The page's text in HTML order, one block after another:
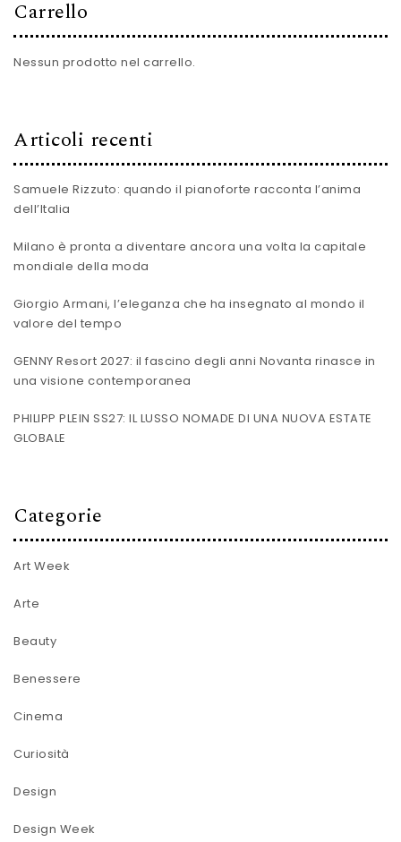
Carrello
Nessun prodotto nel carrello.
Articoli recenti
Samuele Rizzuto: quando il pianoforte racconta l’anima
dell’Italia
Milano è pronta a diventare ancora una volta la capitale
mondiale della moda
Giorgio Armani, l’eleganza che ha insegnato al mondo il
valore del tempo
GENNY Resort 2027: il fascino degli anni Novanta rinasce in
una visione contemporanea
PHILIPP PLEIN SS27: IL LUSSO NOMADE DI UNA NUOVA ESTATE
GLOBALE
Categorie
Art Week
Arte
Beauty
Benessere
Cinema
Curiosità
Design
Design Week